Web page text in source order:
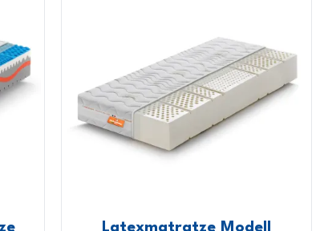
Latexmatratze Modell